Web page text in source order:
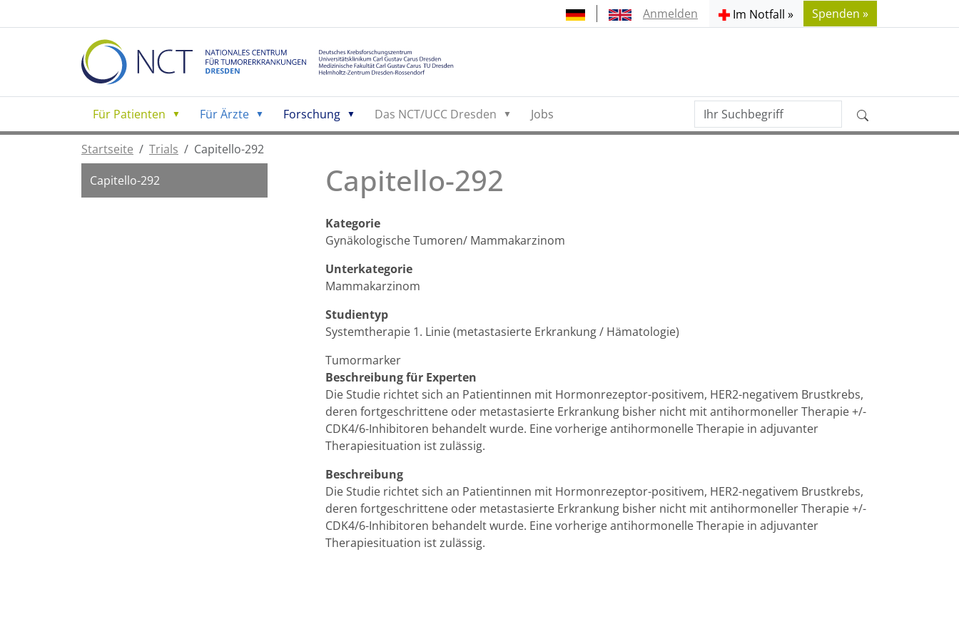
Anmelden Im Notfall » Spenden »
Für Patienten Für Ärzte Forschung Das NCT/UCC Dresden Jobs
Ihr
Suchbegriff
Erweiterte
Suche
Startseite
Trials Capitello-292
Capitello-292
Kategorie
Gynäkologische Tumoren/ Mammakarzinom
Unterkategorie
Mammakarzinom
Studientyp
Systemtherapie 1. Linie (metastasierte Erkrankung / Hämatologie)
Tumormarker
Beschreibung für Experten
Die Studie richtet sich an Patientinnen mit Hormonrezeptor-positivem, HER2-negativem Brustkrebs,
deren fortgeschrittene oder metastasierte Erkrankung bisher nicht mit antihormoneller Therapie +/-
CDK4/6-Inhibitoren behandelt wurde. Eine vorherige antihormonelle Therapie in adjuvanter
Therapiesituation ist zulässig.
Beschreibung
Die Studie richtet sich an Patientinnen mit Hormonrezeptor-positivem, HER2-negativem Brustkrebs,
deren fortgeschrittene oder metastasierte Erkrankung bisher nicht mit antihormoneller Therapie +/-
CDK4/6-Inhibitoren behandelt wurde. Eine vorherige antihormonelle Therapie in adjuvanter
Therapiesituation ist zulässig.
Capitello-292